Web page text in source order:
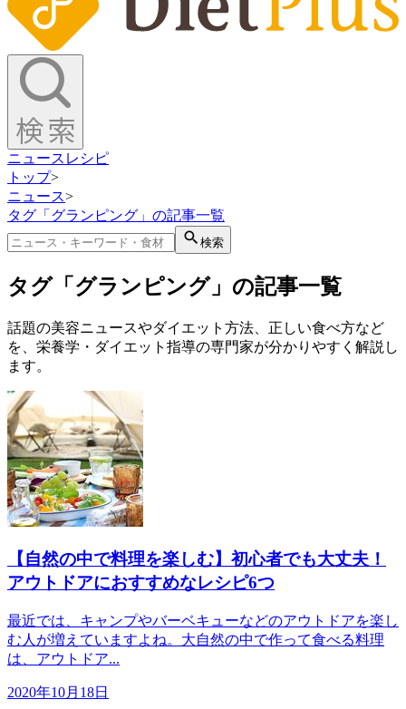
ニュース レシピ
トップ>
ニュース>
タグ「グランピング」の記事一覧
検索
タグ「グランピング」の記事一覧
話題の美容ニュースやダイエット方法、正しい食べ方など
を、栄養学・ダイエット指導の専門家が分かりやすく解説し
ます。
【自然の中で料理を楽しむ】初心者でも大丈夫！
アウトドアにおすすめなレシピ6つ
最近では、キャンプやバーベキューなどのアウトドアを楽し
む人が増えていますよね。大自然の中で作って食べる料理
は、アウトドア...
2020年10月18日